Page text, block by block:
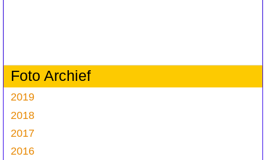
Foto Archief
2019
2018
2017
2016